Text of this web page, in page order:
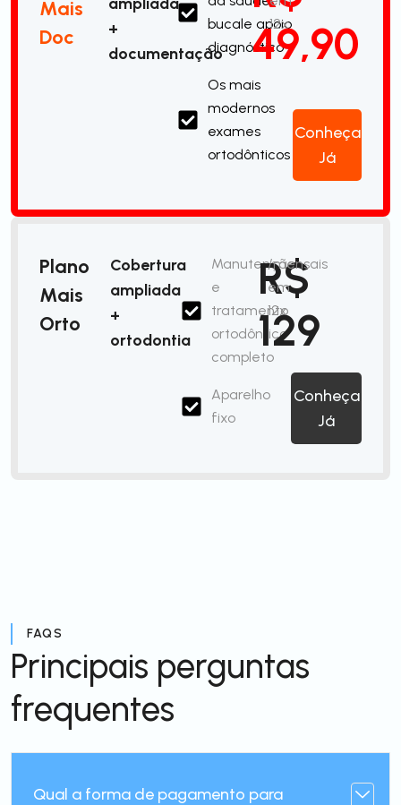
Mais
Doc
+
documentação
bucale apoio
diagnóstico
Os mais
modernos
exames
ortodônticos
49,90
12x
Conheça
Já
Plano
Mais
Orto
Cobertura
ampliada
+
ortodontia
Manutenção
e
tratamento
ortodôntico
completo
Aparelho
fixo
R$
129
/mensais
em
12x
Conheça
Já
FAQS
Principais perguntas
frequentes
Qual a forma de pagamento para